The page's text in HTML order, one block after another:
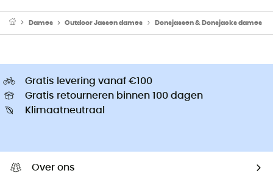
Dames Outdoor Jassen dames Donsjassen & Donsjacks dames
Gratis levering vanaf €100
Gratis retourneren binnen 100 dagen
Klimaatneutraal
Over ons